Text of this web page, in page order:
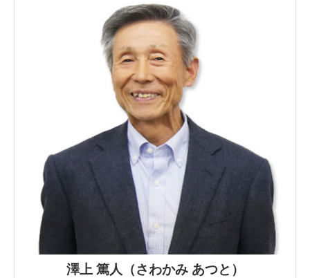
澤上 篤人（さわかみ あつと）